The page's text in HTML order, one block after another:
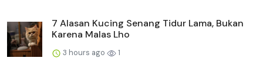
7 Alasan Kucing Senang Tidur Lama, Bukan
Karena Malas Lho
3 hours ago 1